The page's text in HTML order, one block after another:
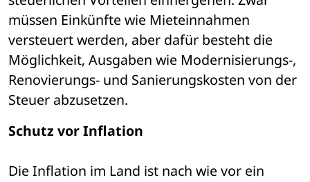
müssen Einkünfte wie Mieteinnahmen
versteuert werden, aber dafür besteht die
Möglichkeit, Ausgaben wie Modernisierungs-,
Renovierungs- und Sanierungskosten von der
Steuer abzusetzen.
Schutz vor Inflation
Die Inflation im Land ist nach wie vor ein